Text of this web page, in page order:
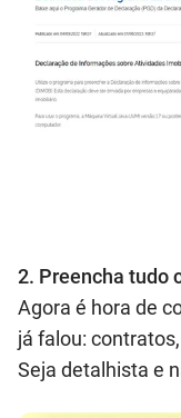
2. Preencha tudo
Agora é hora de
já falou:
Seja detalhista e